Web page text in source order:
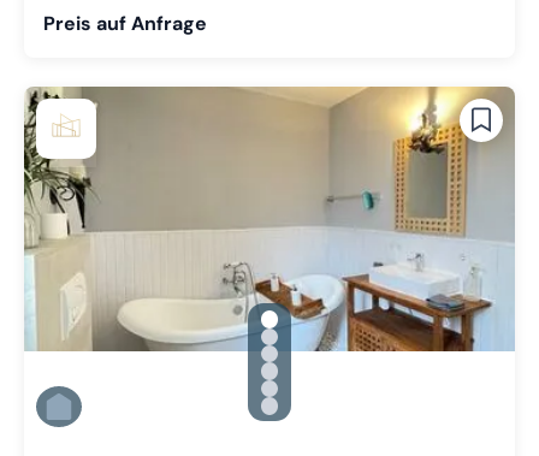
Preis auf Anfrage
gallery.slide_selector
Zu Slide 1 wechseln
Zu Slide 2 wechseln
Zu Slide 3 wechseln
Zu Slide 4 wechseln
Zu Slide 5 wechseln
Zu Slide 6 wechseln